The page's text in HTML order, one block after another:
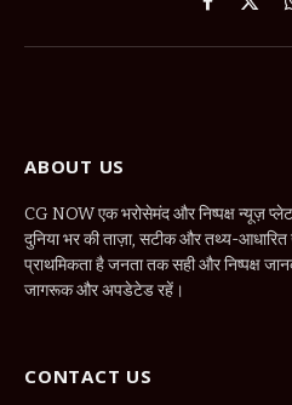
Facebook
X
ABOUT US
CG NOW एक भरोसेमंद और निष्पक्ष न्यूज़
दुनिया भर की ताज़ा, सटीक और तथ्य-आधारित
प्राथमिकता है जनता तक सही और निष्पक्ष
जागरूक और अपडेटेड रहें।
CONTACT US